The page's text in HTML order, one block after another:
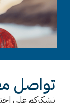
تواصل